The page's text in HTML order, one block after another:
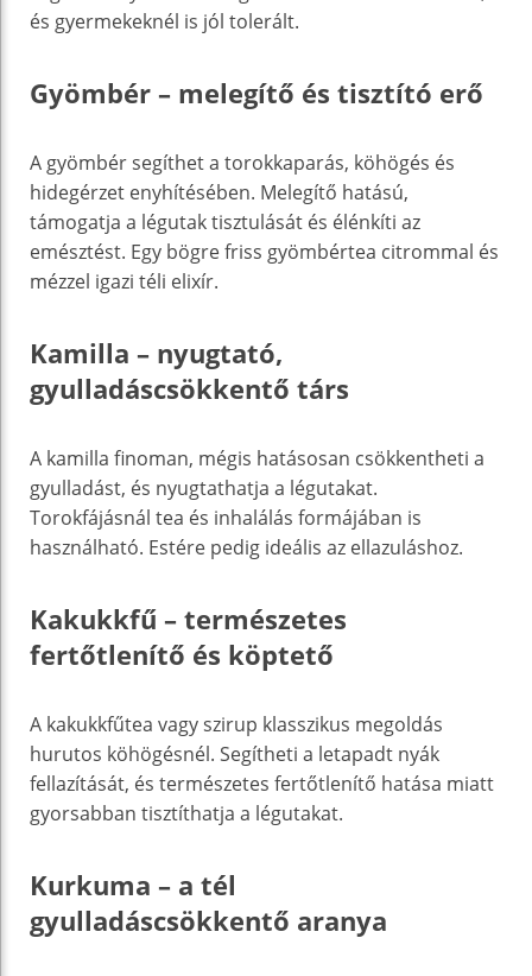
és gyermekeknél is jól tolerált.
Gyömbér – melegítő és tisztító erő
A gyömbér segíthet a torokkaparás, köhögés és
hidegérzet enyhítésében. Melegítő hatású,
támogatja a légutak tisztulását és élénkíti az
emésztést. Egy bögre friss gyömbértea citrommal és
mézzel igazi téli elixír.
Kamilla – nyugtató,
gyulladáscsökkentő társ
A kamilla finoman, mégis hatásosan csökkentheti a
gyulladást, és nyugtathatja a légutakat.
Torokfájásnál tea és inhalálás formájában is
használható. Estére pedig ideális az ellazuláshoz.
Kakukkfű – természetes
fertőtlenítő és köptető
A kakukkfűtea vagy szirup klasszikus megoldás
hurutos köhögésnél. Segítheti a letapadt nyák
fellazítását, és természetes fertőtlenítő hatása miatt
gyorsabban tisztíthatja a légutakat.
Kurkuma – a tél
gyulladáscsökkentő aranya